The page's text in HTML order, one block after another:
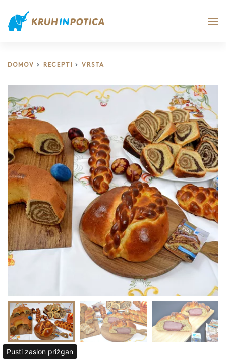
DOMOV RECEPTI VRSTA
Pusti zaslon prižgan